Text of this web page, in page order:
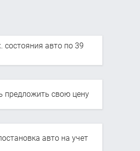
состояния авто по 39
предложить свою цену
авто на учет